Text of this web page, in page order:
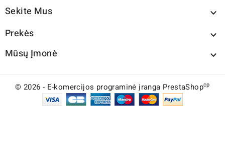
Sekite Mus 
Prekės 
Mūsų Įmonė 
© 2026 - E-komercijos programinė įranga PrestaShopcp